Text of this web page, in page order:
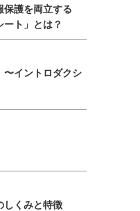
保護を両立する
ート」とは？
イントロダクシ
しくみと特徴